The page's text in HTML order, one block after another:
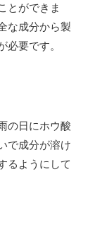
とができま
な成分から製
要です。
の日にホウ酸
で成分が溶け
るようにして